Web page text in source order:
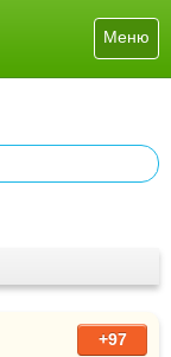
Меню
+97